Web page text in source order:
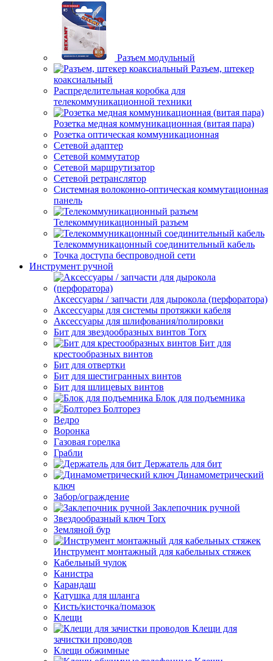
Разъем модульный
Разъем, штекер
коаксиальный
Распределительная коробка для
телекоммуникационной техники
Розетка медная коммуникационная (витая пара)
Розетка оптическая коммуникационная
Сетевой адаптер
Сетевой коммутатор
Сетевой маршрутизатор
Сетевой ретранслятор
Системная волоконно-оптическая коммутационная
панель
Телекоммуникационный разъем
Телекоммуникацонный соединительный кабель
Точка доступа беспроводной сети
Инструмент ручной
Аксессуары / запчасти для дырокола (перфоратора)
Аксессуары для системы протяжки кабеля
Аксессуары для шлифования/полировки
Бит для звездообразных винтов Torx
Бит для
крестообразных винтов
Бит для отвертки
Бит для шестигранных винтов
Бит для шлицевых винтов
Блок для подъемника
Болторез
Ведро
Воронка
Газовая горелка
Грабли
Держатель для бит
Динамометрический
ключ
Забор/ограждение
Заклепочник ручной
Звездообразный ключ Torx
Земляной бур
Инструмент монтажный для кабельных стяжек
Кабельный чулок
Канистра
Карандаш
Катушка для шланга
Кисть/кисточка/помазок
Клещи
Клещи для
зачистки проводов
Клещи обжимные